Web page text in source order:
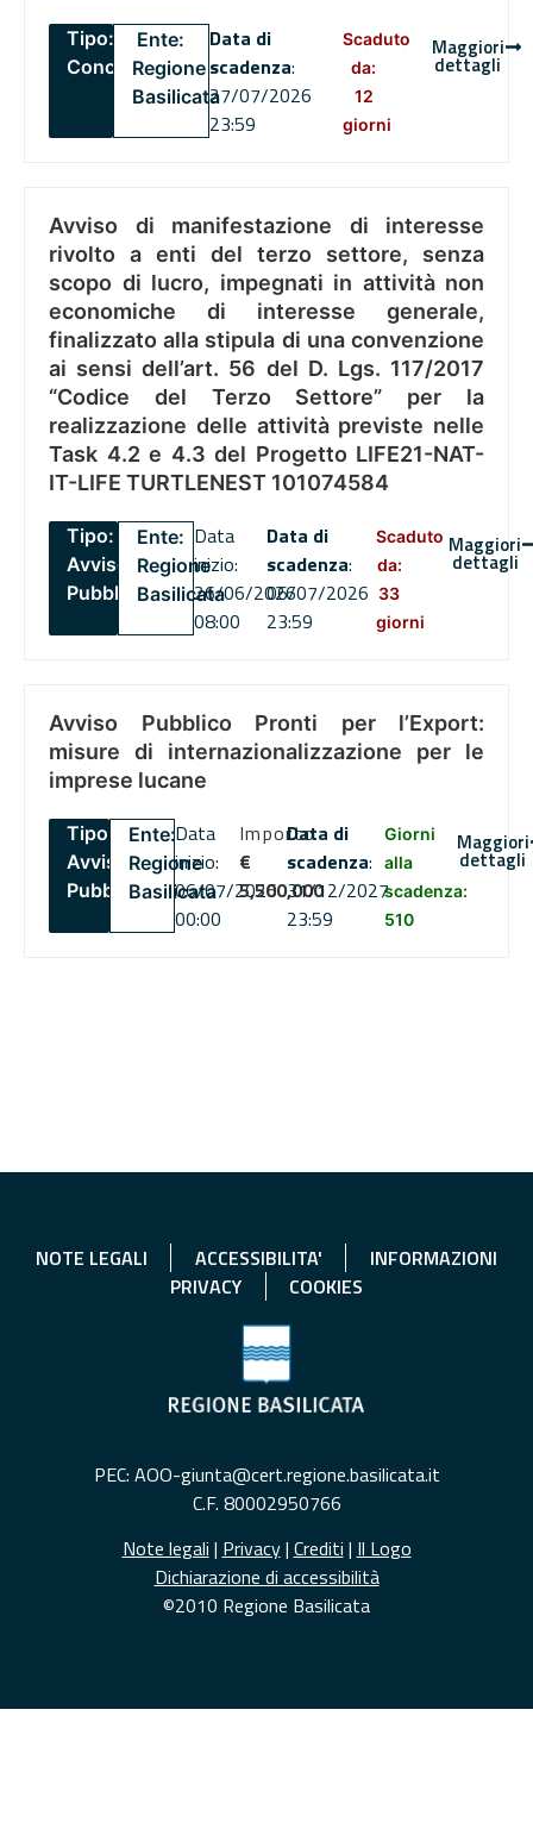
Tipo:
Concorsi
Ente:
Regione
Basilicata
Data di
scadenza:
27/07/2026
23:59
Scaduto
da:
12
giorni
Maggiori
dettagli
Avviso di manifestazione di interesse
rivolto a enti del terzo settore, senza
scopo di lucro, impegnati in attività non
economiche di interesse generale,
finalizzato alla stipula di una convenzione
ai sensi dell’art. 56 del D. Lgs. 117/2017
“Codice del Terzo Settore” per la
realizzazione delle attività previste nelle
Task 4.2 e 4.3 del Progetto LIFE21-NAT-
IT-LIFE TURTLENEST 101074584
Tipo:
Avviso
Pubblico
Ente:
Regione
Basilicata
Data
inizio:
26/06/2026
08:00
Data di
scadenza:
06/07/2026
23:59
Scaduto
da:
33
giorni
Maggiori
dettagli
Avviso Pubblico Pronti per l’Export:
misure di internazionalizzazione per le
imprese lucane
Tipo:
Avviso
Pubblico
Ente:
Regione
Basilicata
Data
inizio:
06/07/2026
00:00
Importo
€
5,500,000
Data di
scadenza:
31/12/2027
23:59
Giorni
alla
scadenza:
510
Maggiori
dettagli
NOTE LEGALI ACCESSIBILITA'
INFORMAZIONI
PRIVACY
COOKIES
PEC: AOO-giunta@cert.regione.basilicata.it
C.F. 80002950766
Note legali | Privacy| Crediti | Il Logo
Dichiarazione di accessibilità
©2010 Regione Basilicata